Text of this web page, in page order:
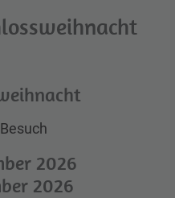
2026
2026